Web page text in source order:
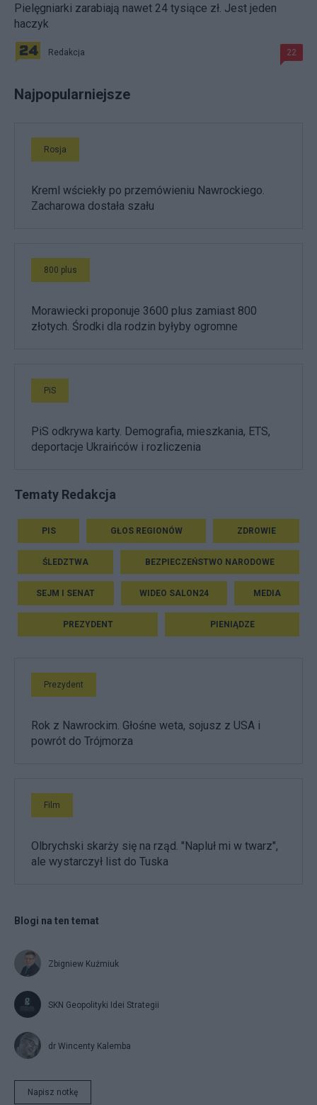
Pielęgniarki zarabiają nawet 24 tysiące zł. Jest jeden
haczyk
Redakcja 22
Najpopularniejsze
Rosja
Kreml wściekły po przemówieniu Nawrockiego.
Zacharowa dostała szału
800 plus
Morawiecki proponuje 3600 plus zamiast 800
złotych. Środki dla rodzin byłyby ogromne
PiS
PiS odkrywa karty. Demografia, mieszkania, ETS,
deportacje Ukraińców i rozliczenia
Tematy Redakcja
PIS GŁOS REGIONÓW ZDROWIE
ŚLEDZTWA BEZPIECZEŃSTWO NARODOWE
SEJM I SENAT WIDEO SALON24 MEDIA
PREZYDENT PIENIĄDZE
Prezydent
Rok z Nawrockim. Głośne weta, sojusz z USA i
powrót do Trójmorza
Film
Olbrychski skarży się na rząd. "Napluł mi w twarz",
ale wystarczył list do Tuska
Blogi na ten temat
Zbigniew Kuźmiuk
SKN Geopolityki Idei Strategii
dr Wincenty Kalemba
Napisz notkę